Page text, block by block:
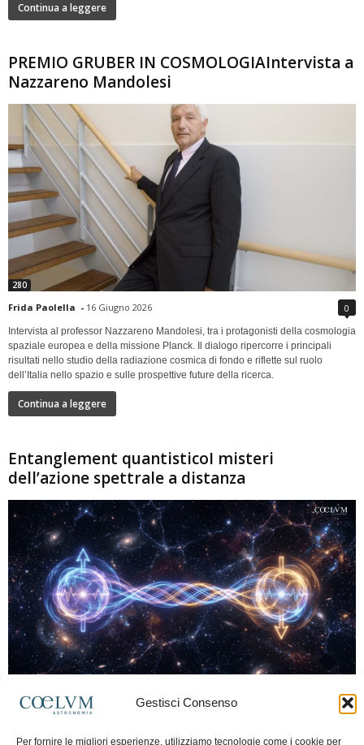
Gestisci Consenso
Per fornire le migliori esperienze, utilizziamo tecnologie come i cookie per
Continua a leggere
PREMIO GRUBER IN COSMOLOGIAIntervista a
Nazzareno Mandolesi
280
Frida Paolella - 16 Giugno 2026 0
Intervista al professor Nazzareno Mandolesi, tra i protagonisti della cosmologia
spaziale europea e della missione Planck. Il dialogo ripercorre i principali
risultati nello studio della radiazione cosmica di fondo e riflette sul ruolo
dell’Italia nello spazio e sulle prospettive future della ricerca.
Continua a leggere
Entanglement quantisticoI misteri
dell’azione spettrale a distanza
Marco Lorrai - 15 Giugno 2026 0
moderna: due particelle possono mostrare correlazioni che sembrano ignorare